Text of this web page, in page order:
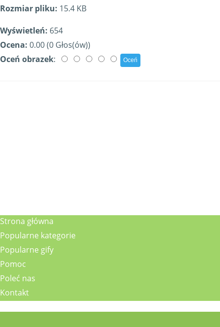
Rozmiar pliku: 15.4 KB
Wyświetleń: 654
Ocena: 0.00 (0 Głos(ów))
Oceń obrazek:
Strona główna
Popularne kategorie
Popularne gify
Pomoc
Poleć nas
Kontakt